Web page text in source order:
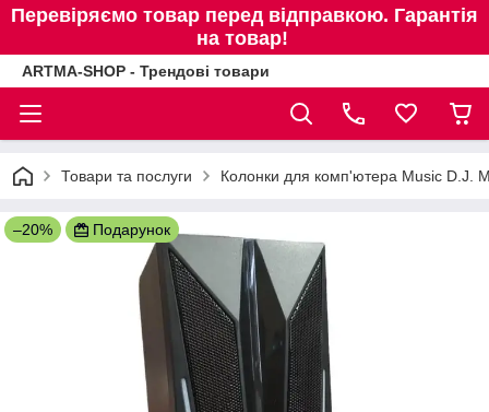
Перевіряємо товар перед відправкою. Гарантія
на товар!
ARTMA-SHOP - Трендові товари
Товари та послуги Колонки для комп'ютера Music D.J.
–20% Подарунок